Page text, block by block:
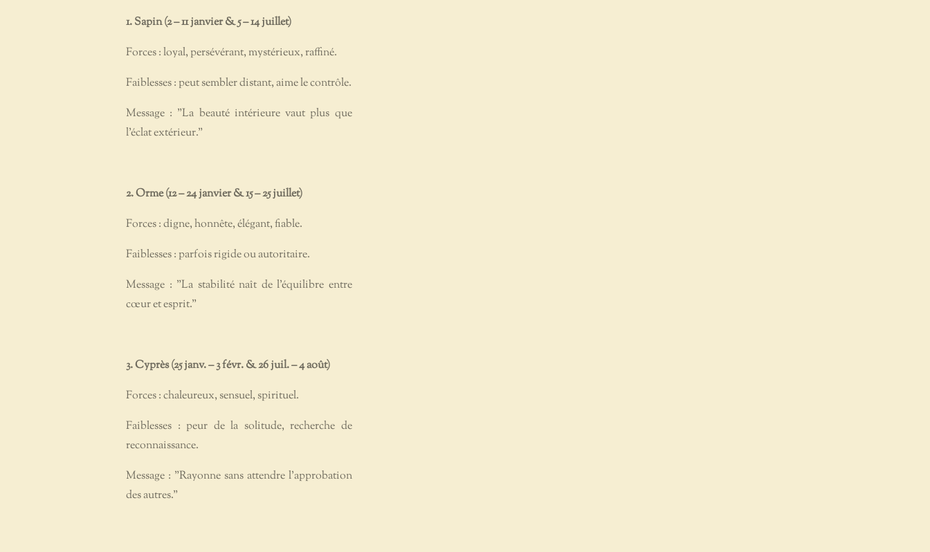
1. Sapin (2 – 11 janvier & 5 – 14 juillet)
Forces : loyal, persévérant, mystérieux, raffiné.
Faiblesses : peut sembler distant, aime le contrôle.
Message : "La beauté intérieure vaut plus que
l’éclat extérieur."
2. Orme (12 – 24 janvier & 15 – 25 juillet)
Forces : digne, honnête, élégant, fiable.
Faiblesses : parfois rigide ou autoritaire.
Message : "La stabilité naît de l’équilibre entre
cœur et esprit."
3. Cyprès (25 janv. – 3 févr. & 26 juil. – 4 août)
Forces : chaleureux, sensuel, spirituel.
Faiblesses : peur de la solitude, recherche de
reconnaissance.
Message : "Rayonne sans attendre l'approbation
des autres."